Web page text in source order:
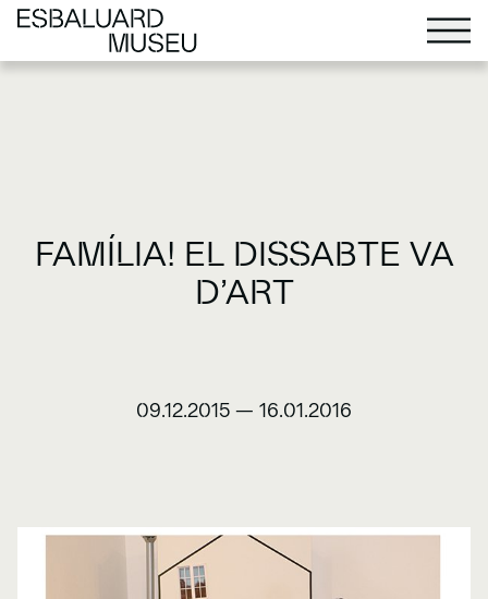
FAMÍLIA! EL DISSABTE VA
D’ART
09.12.2015 — 16.01.2016